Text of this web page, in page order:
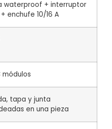
waterproof + interruptor
+ enchufe 10/16 A
módulos
tapa y junta
en una pieza